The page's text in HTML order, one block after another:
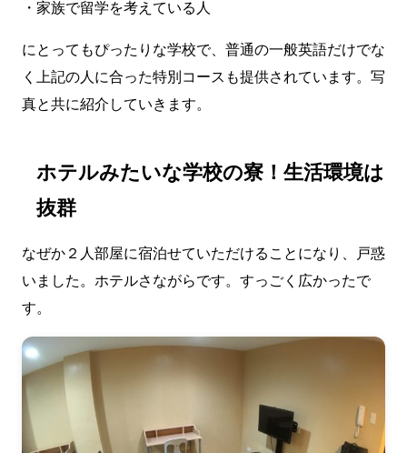
・家族で留学を考えている人
にとってもぴったりな学校で、普通の一般英語だけでな
く上記の人に合った特別コースも提供されています。写
真と共に紹介していきます。
ホテルみたいな学校の寮！生活環境は
抜群
なぜか２人部屋に宿泊せていただけることになり、戸惑
いました。ホテルさながらです。すっごく広かったで
す。